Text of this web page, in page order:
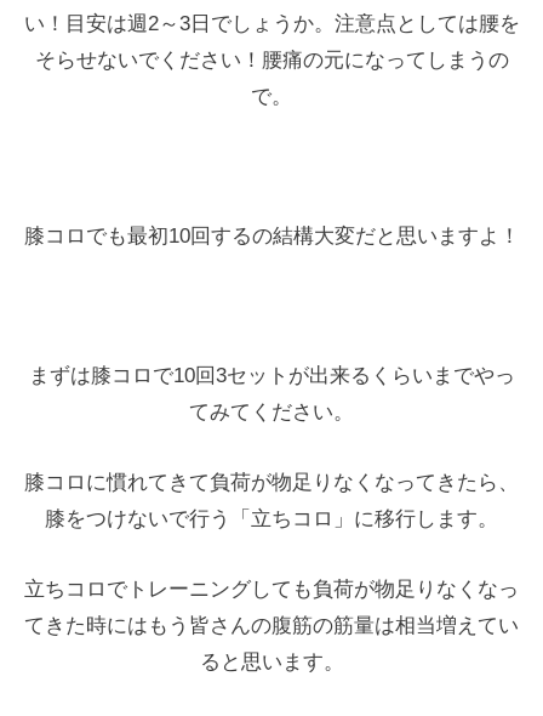
い！目安は週2～3日でしょうか。注意点としては腰を
そらせないでください！腰痛の元になってしまうの
で。
膝コロでも最初10回するの結構大変だと思いますよ！
まずは膝コロで10回3セットが出来るくらいまでやっ
てみてください。
膝コロに慣れてきて負荷が物足りなくなってきたら、
膝をつけないで行う「立ちコロ」に移行します。
立ちコロでトレーニングしても負荷が物足りなくなっ
てきた時にはもう皆さんの腹筋の筋量は相当増えてい
ると思います。